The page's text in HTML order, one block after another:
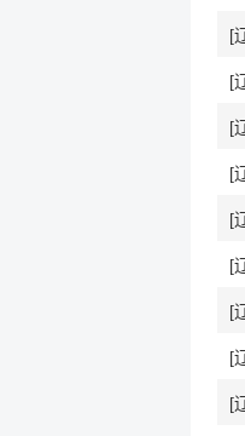
[
[
[
[
[
[
[
[
[